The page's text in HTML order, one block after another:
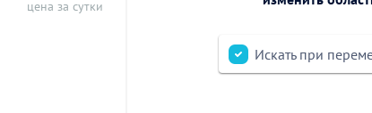
цена за сутки
Искать при